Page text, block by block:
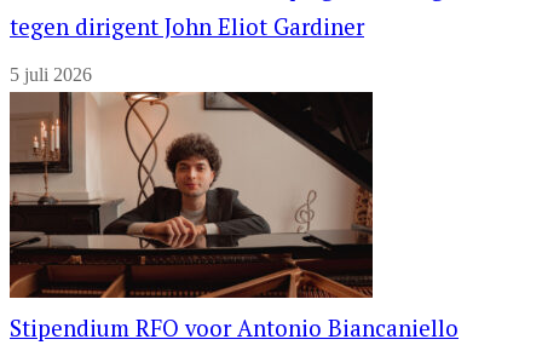
tegen dirigent John Eliot Gardiner
5 juli 2026
Stipendium RFO voor Antonio Biancaniello